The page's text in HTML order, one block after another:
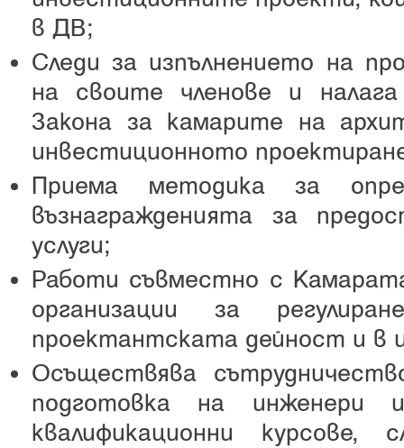
в ДВ;
Следи за изпълнението на
на своите членове и
Закона за камарите на
инвестиционното
Приема методика за
възнагражденията за
услуги;
Работи съвместно с
организации за
проектантската дейност и в
Осъществява
подготовка на инженери
квалификационни курсове,